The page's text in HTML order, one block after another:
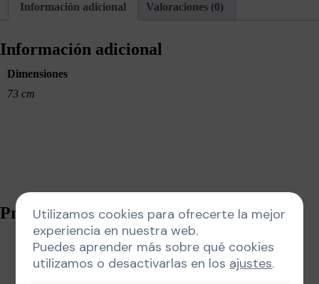
Información adicional Valoraciones (0)
Información adicional
Dimensiones
73 cm
Productos relacionados
Utilizamos cookies para ofrecerte la mejor
experiencia en nuestra web.
Puedes aprender más sobre qué cookies
utilizamos o desactivarlas en los ajustes.